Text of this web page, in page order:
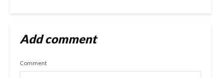
Add comment
Comment